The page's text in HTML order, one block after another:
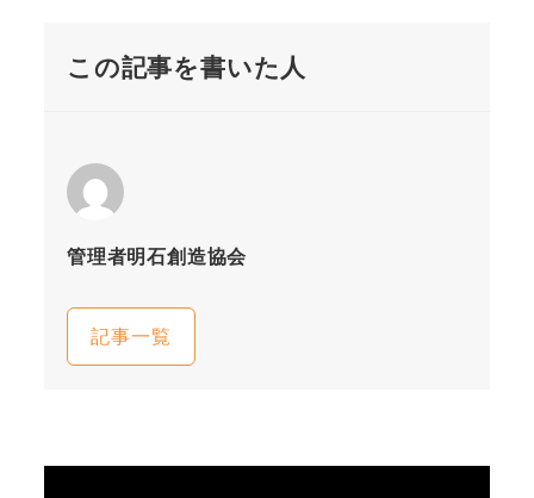
この記事を書いた人
管理者明石創造協会
記事一覧